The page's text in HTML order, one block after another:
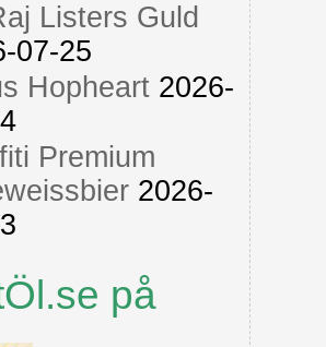
Listers Guld
07-25
Hopheart 2026-
Premium
2026-
på